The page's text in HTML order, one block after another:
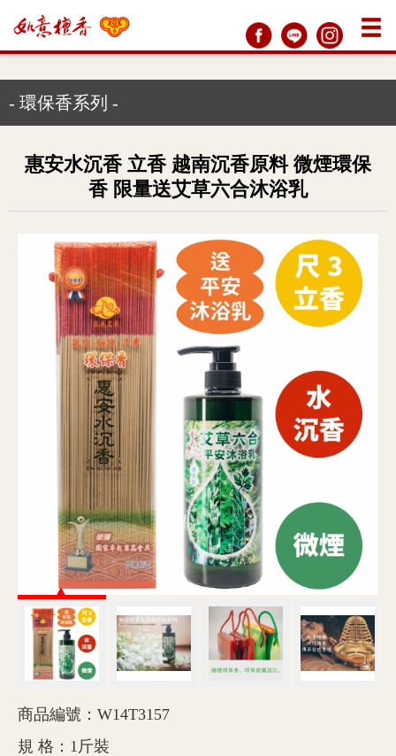
- 環保香系列 -
惠安水沉香 立香 越南沉香原料 微煙環保
香 限量送艾草六合沐浴乳
商品編號：W14T3157
規 格：1斤裝